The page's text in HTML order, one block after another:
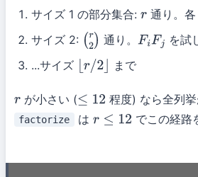
サイズ 1 の部分集合: r通り。各
サイズ 2: (r2 通り。FiFj
を試
...サイズ ⌊r/2 ⌋ まで
rが小さい (≤12 程度) なら全列
factorize は r≤12 でこの経路